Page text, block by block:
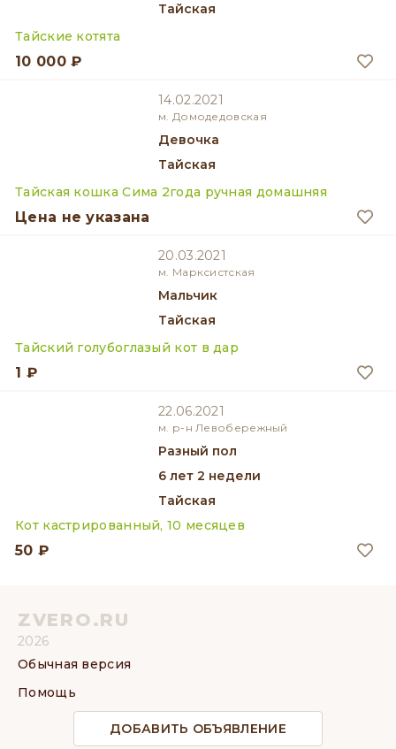
Тайская
Тайские котята
10 000 ₽
14.02.2021
м. Домодедовская
девочка
Тайская
Тайская кошка Сима 2года ручная домашняя
Цена не указана
20.03.2021
м. Марксистская
мальчик
Тайская
Тайский голубоглазый кот в дар
1 ₽
22.06.2021
м. р-н Левобережный
разный пол
6 лет 2 недели
Тайская
Кот кастрированный, 10 месяцев
50 ₽
ZVERO.RU
2026
Обычная версия
Помощь
ДОБАВИТЬ ОБЪЯВЛЕНИЕ